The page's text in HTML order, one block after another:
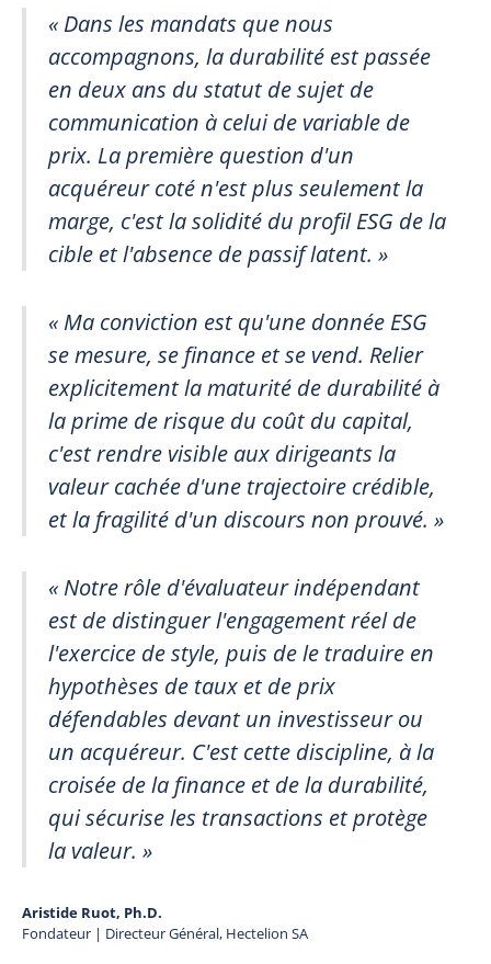
« Dans les mandats que nous
accompagnons, la durabilité est passée
en deux ans du statut de sujet de
communication à celui de variable de
prix. La première question d'un
acquéreur coté n'est plus seulement la
marge, c'est la solidité du profil ESG de la
cible et l'absence de passif latent. »
« Ma conviction est qu'une donnée ESG
se mesure, se finance et se vend. Relier
explicitement la maturité de durabilité à
la prime de risque du coût du capital,
c'est rendre visible aux dirigeants la
valeur cachée d'une trajectoire crédible,
et la fragilité d'un discours non prouvé. »
« Notre rôle d'évaluateur indépendant
est de distinguer l'engagement réel de
l'exercice de style, puis de le traduire en
hypothèses de taux et de prix
défendables devant un investisseur ou
un acquéreur. C'est cette discipline, à la
croisée de la finance et de la durabilité,
qui sécurise les transactions et protège
la valeur. »
Aristide Ruot, Ph.D.
Fondateur | Directeur Général, Hectelion SA